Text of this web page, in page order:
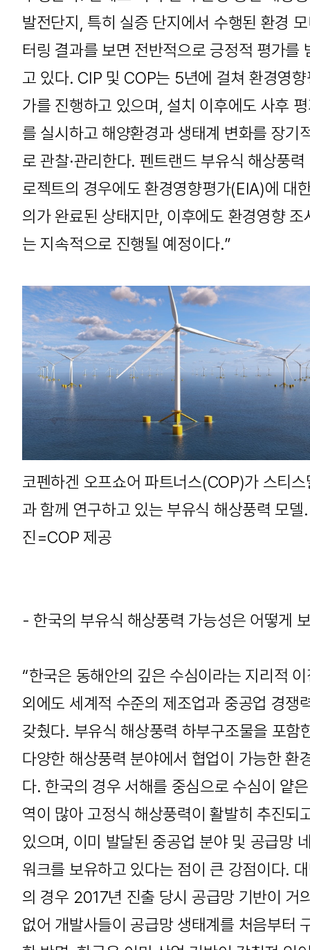
발전단지, 특히 실증 단지에서 수행된 환경
터링 결과를 보면 전반적으로 긍정적 평가를
고 있다. CIP 및 COP는 5년에 걸쳐 환경영향
가를 진행하고 있으며, 설치 이후에도 사후
를 실시하고 해양환경과 생태계 변화를 장기
로 관찰·관리한다. 펜트랜드 부유식 해상풍력
로젝트의 경우에도 환경영향평가(EIA)에 대
의가 완료된 상태지만, 이후에도 환경영향 조
는 지속적으로 진행될 예정이다.”
코펜하겐 오프쇼어 파트너스(COP)가 스티스
과 함께 연구하고 있는 부유식 해상풍력 모델
진=COP 제공
- 한국의 부유식 해상풍력 가능성은 어떻게
“한국은 동해안의 깊은 수심이라는 지리적
외에도 세계적 수준의 제조업과 중공업 경쟁
갖췄다. 부유식 해상풍력 하부구조물을 포함
다양한 해상풍력 분야에서 협업이 가능한 환
다. 한국의 경우 서해를 중심으로 수심이 얕
역이 많아 고정식 해상풍력이 활발히 추진되
있으며, 이미 발달된 중공업 분야 및 공급망
워크를 보유하고 있다는 점이 큰 강점이다.
의 경우 2017년 진출 당시 공급망 기반이 거
없어 개발사들이 공급망 생태계를 처음부터